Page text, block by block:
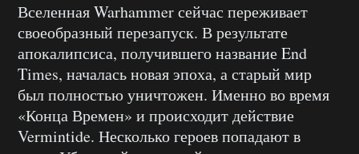
Вселенная Warhammer сейчас переживает
своеобразный перезапуск. В результате
апокалипсиса, получившего название End
Times, началась новая эпоха, а старый мир
был полностью уничтожен. Именно во время
«Конца Времен» и происходит действие
Vermintide. Несколько героев попадают в